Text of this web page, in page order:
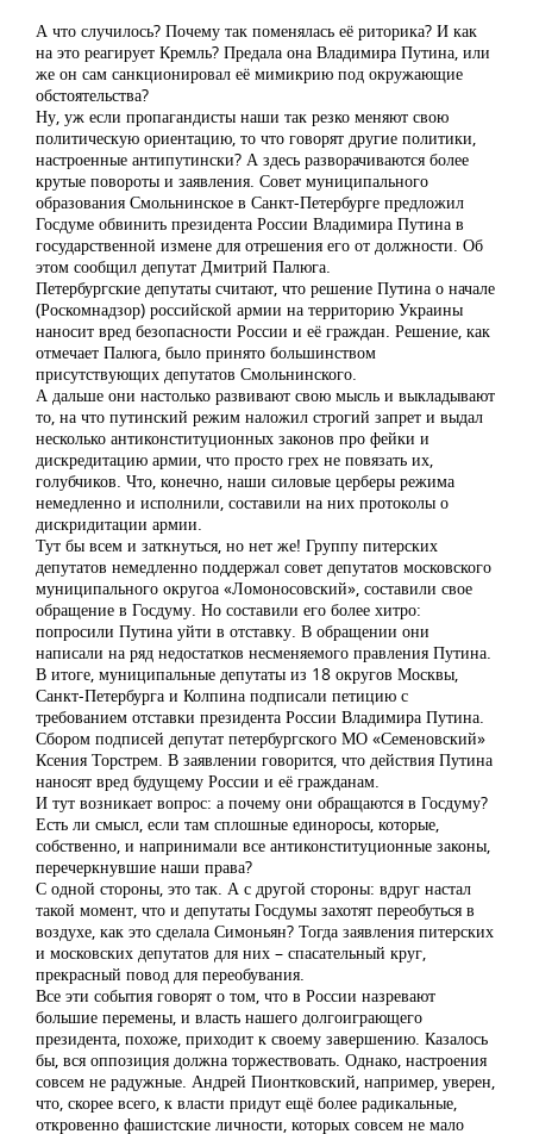
А что случилось? Почему так поменялась её риторика? И как
на это реагирует Кремль? Предала она Владимира Путина, или
же он сам санкционировал её мимикрию под окружающие
обстоятельства?
Ну, уж если пропагандисты наши так резко меняют свою
политическую ориентацию, то что говорят другие политики,
настроенные антипутински? А здесь разворачиваются более
крутые повороты и заявления. Совет муниципального
образования Смольнинское в Санкт-Петербурге предложил
Госдуме обвинить президента России Владимира Путина в
государственной измене для отрешения его от должности. Об
этом сообщил депутат Дмитрий Палюга.
Петербургские депутаты считают, что решение Путина о начале
(Роскомнадзор) российской армии на территорию Украины
наносит вред безопасности России и её граждан. Решение, как
отмечает Палюга, было принято большинством
присутствующих депутатов Смольнинского.
А дальше они настолько развивают свою мысль и выкладывают
то, на что путинский режим наложил строгий запрет и выдал
несколько антиконституционных законов про фейки и
дискредитацию армии, что просто грех не повязать их,
голубчиков. Что, конечно, наши силовые церберы режима
немедленно и исполнили, составили на них протоколы о
дискридитации армии.
Тут бы всем и заткнуться, но нет же! Группу питерских
депутатов немедленно поддержал совет депутатов московского
муниципального округоа «Ломоносовский», составили свое
обращение в Госдуму. Но составили его более хитро:
попросили Путина уйти в отставку. В обращении они
написали на ряд недостатков несменяемого правления Путина.
В итоге, муниципальные депутаты из 18 округов Москвы,
Санкт-Петербурга и Колпина подписали петицию с
требованием отставки президента России Владимира Путина.
Сбором подписей депутат петербургского МО «Семеновский»
Ксения Торстрем. В заявлении говорится, что действия Путина
наносят вред будущему России и её гражданам.
И тут возникает вопрос: а почему они обращаются в Госдуму?
Есть ли смысл, если там сплошные единоросы, которые,
собственно, и напринимали все антиконституционные законы,
перечеркнувшие наши права?
С одной стороны, это так. А с другой стороны: вдруг настал
такой момент, что и депутаты Госдумы захотят переобуться в
воздухе, как это сделала Симоньян? Тогда заявления питерских
и московских депутатов для них – спасательный круг,
прекрасный повод для переобувания.
Все эти события говорят о том, что в России назревают
большие перемены, и власть нашего долгоиграющего
президента, похоже, приходит к своему завершению. Казалось
бы, вся оппозиция должна торжествовать. Однако, настроения
совсем не радужные. Андрей Пионтковский, например, уверен,
что, скорее всего, к власти придут ещё более радикальные,
откровенно фашистские личности, которых совсем не мало